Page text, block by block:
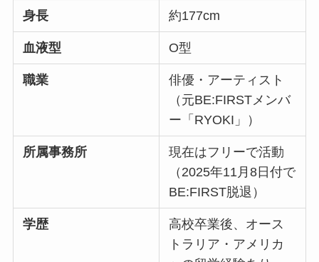
身長 約177cm
血液型 O型
職業
俳優・アーティスト
（元BE:FIRSTメンバ
ー「RYOKI」）
所属事務所
現在はフリーで活動
（2025年11月8日付で
BE:FIRST脱退）
学歴
高校卒業後、オース
トラリア・アメリカ